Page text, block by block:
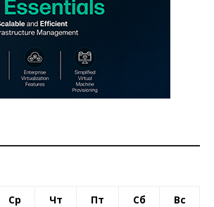
Ср Чт Пт Сб Вс